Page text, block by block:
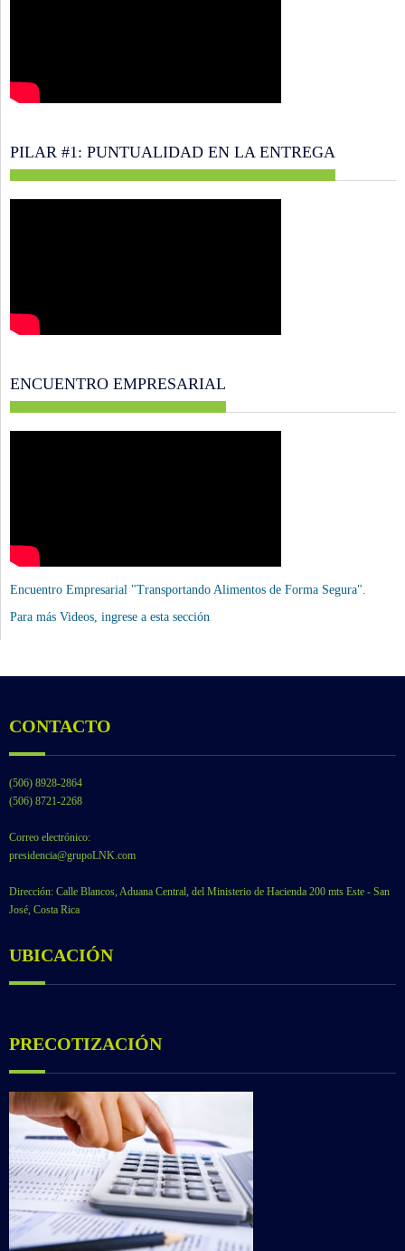
PILAR #1: PUNTUALIDAD EN LA ENTREGA
ENCUENTRO EMPRESARIAL
Encuentro Empresarial "Transportando Alimentos de Forma Segura".
Para más Videos, ingrese a esta sección
CONTACTO
(506) 8928-2864
(506) 8721-2268
Correo electrónico:
presidencia@grupoLNK.com
Dirección: Calle Blancos, Aduana Central, del Ministerio de Hacienda 200 mts Este - San
José, Costa Rica
UBICACIÓN
PRECOTIZACIÓN